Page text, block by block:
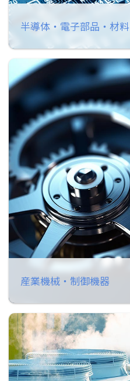
半導体・電子部品・材料
産業機械・制御機器